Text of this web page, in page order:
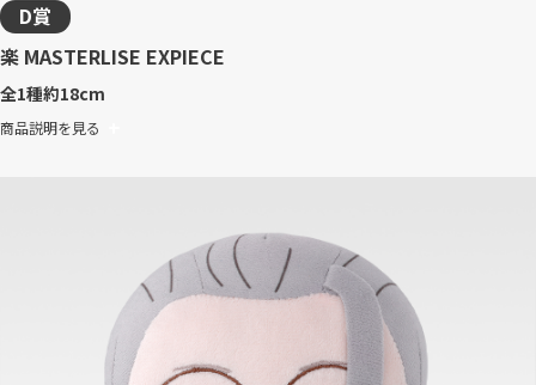
D賞
楽 MASTERLISE EXPIECE
全1種約18cm
商品説明を見る